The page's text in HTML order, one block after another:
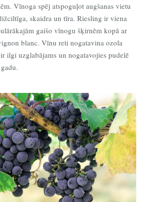
Vīnoga spēj atspoguļot augšanas vietu
skaidra un tīra. Riesling ir viena
gaišo vīnogu šķirnēm kopā ar
blanc. Vīnu reti nogatavina ozola
ilgi uzglabājams un nogatavojies pudelē